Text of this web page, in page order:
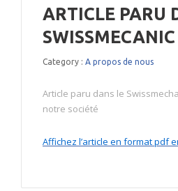
ARTICLE PARU
SWISSMECANIC
Category : A propos de nous
Article paru dans le
notre société
Affichez l’article en format pdf